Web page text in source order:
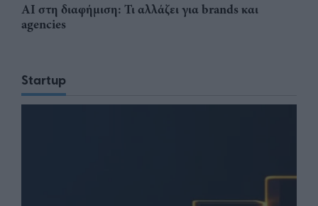
AI στη διαφήμιση: Τι αλλάζει για brands και
agencies
Startup